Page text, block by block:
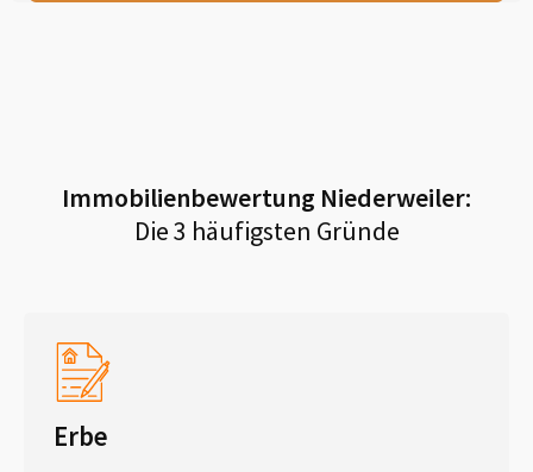
Immobilienbewertung Niederweiler:
Die 3 häufigsten Gründe
Erbe